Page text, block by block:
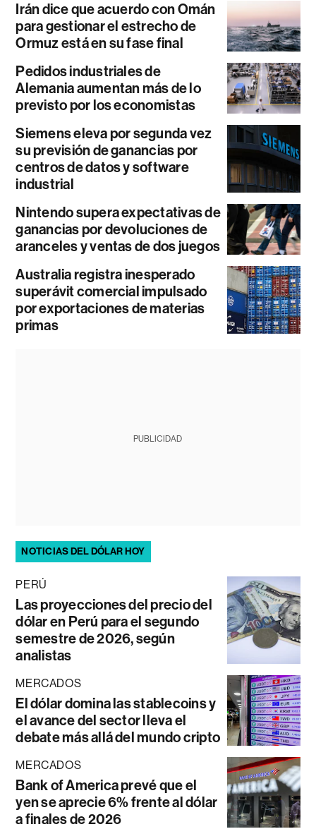
Irán dice que acuerdo con Omán
para gestionar el estrecho de
Ormuz está en su fase final
Pedidos industriales de
Alemania aumentan más de lo
previsto por los economistas
Siemens eleva por segunda vez
su previsión de ganancias por
centros de datos y software
industrial
Nintendo supera expectativas de
ganancias por devoluciones de
aranceles y ventas de dos juegos
Australia registra inesperado
superávit comercial impulsado
por exportaciones de materias
primas
PUBLICIDAD
NOTICIAS DEL DÓLAR HOY
PERÚ
Las proyecciones del precio del
dólar en Perú para el segundo
semestre de 2026, según
analistas
MERCADOS
El dólar domina las stablecoins y
el avance del sector lleva el
debate más allá del mundo cripto
MERCADOS
Bank of America prevé que el
yen se aprecie 6% frente al dólar
a finales de 2026